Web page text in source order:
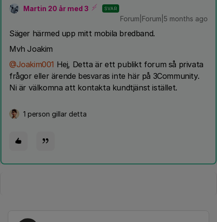
Martin 20 år med 3 SVAR
Forum|Forum|5 months ago
Säger härmed upp mitt mobila bredband.
Mvh Joakim
@Joakim001 Hej, Detta är ett publikt forum så privata
frågor eller ärende besvaras inte här på 3Community.
Ni är välkomna att kontakta kundtjänst istället.
1 person gillar detta